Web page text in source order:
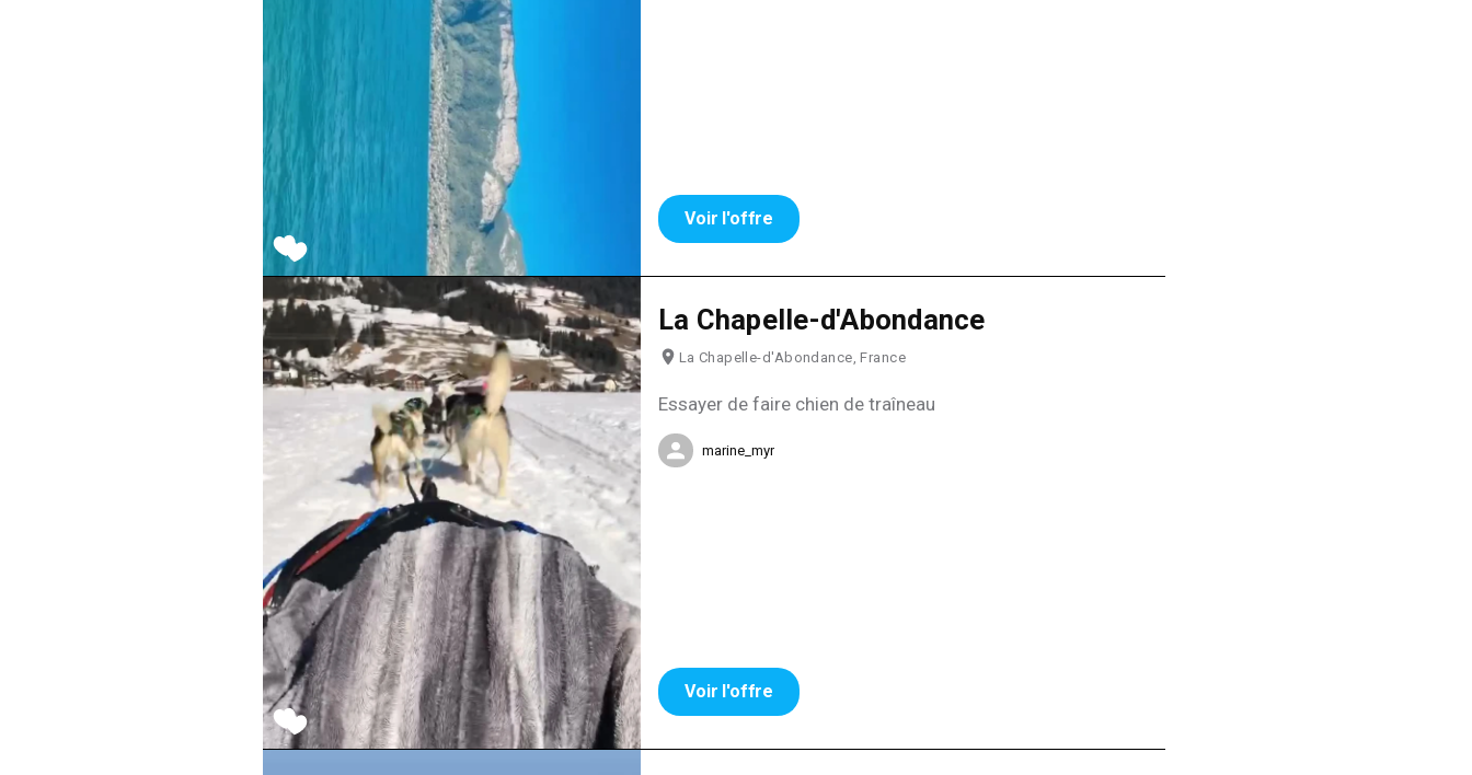
Voir l'offre
La Chapelle-d'Abondance
La Chapelle-d'Abondance, France
Essayer de faire chien de traîneau
marine_myr
Voir l'offre